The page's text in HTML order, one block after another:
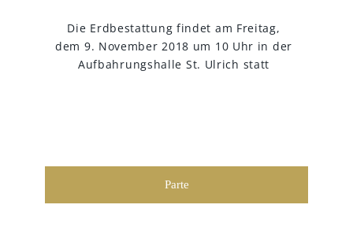
Die Erdbestattung findet am Freitag,
dem 9. November 2018 um 10 Uhr in der
Aufbahrungshalle St. Ulrich statt
Parte